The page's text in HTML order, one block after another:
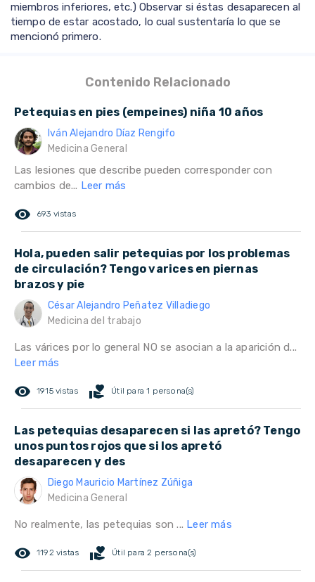
miembros inferiores, etc.) Observar si éstas desaparecen al
tiempo de estar acostado, lo cual sustentaría lo que se
mencionó primero.
Contenido Relacionado
Petequias en pies (empeines) niña 10 años
Iván Alejandro Díaz Rengifo
Medicina General
Las lesiones que describe pueden corresponder con
cambios de... Leer más
remove_red_eye 693 vistas
Hola, pueden salir petequias por los problemas
de circulación? Tengo varices en piernas
brazos y pie
César Alejandro Peñatez Villadiego
Medicina del trabajo
Las várices por lo general NO se asocian a la aparición d...
Leer más
remove_red_eye 1915 vistas volunteer_activism Útil para 1 persona(s)
Las petequias desaparecen si las apretó? Tengo
unos puntos rojos que si los apretó
desaparecen y des
Diego Mauricio Martínez Zúñiga
Medicina General
No realmente, las petequias son ... Leer más
remove_red_eye 1192 vistas volunteer_activism Útil para 2 persona(s)